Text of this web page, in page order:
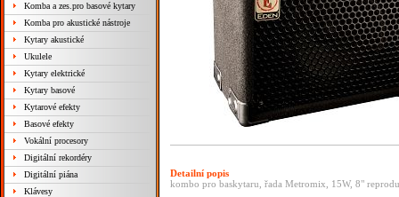
Komba a zes.pro basové kytary
Komba pro akustické nástroje
Kytary akustické
Ukulele
Kytary elektrické
Kytary basové
Kytarové efekty
Basové efekty
Vokální procesory
Digitální rekordéry
Digitální piána
Klávesy
Detailní popis
kombo pro baskytaru, řada Metromix, 15W, 8"